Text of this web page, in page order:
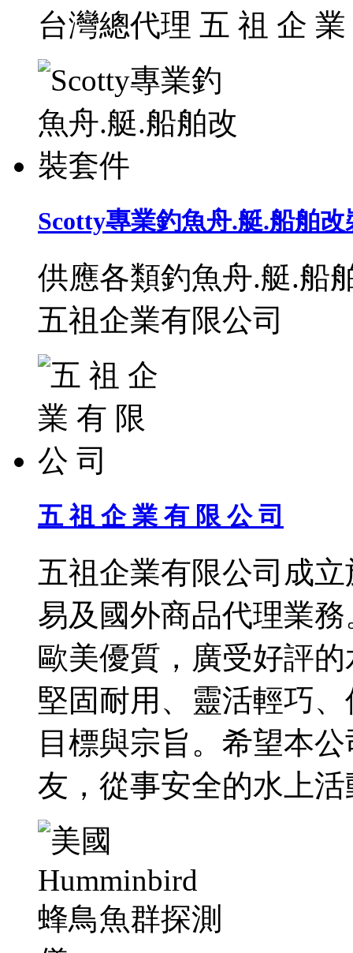
台灣總代理 五 祖 企
Scotty專業釣魚舟.艇.船舶改
供應各類釣魚舟.艇.船
五祖企業有限公司
五 祖 企 業 有 限 公 司
五祖企業有限公司成
易及國外商品代理業
歐美優質，廣受好評
堅固耐用、靈活輕巧
目標與宗旨。希望本
友，從事安全的水上